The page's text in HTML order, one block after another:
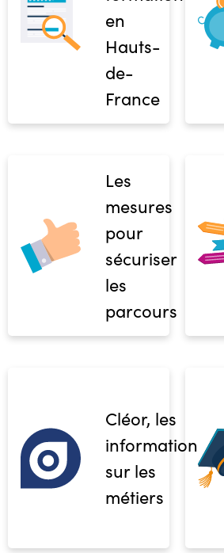
en
Hauts-
de-
France
Les
mesures
pour
sécuriser
les
parcours
Cléor, les
informations
sur les
métiers